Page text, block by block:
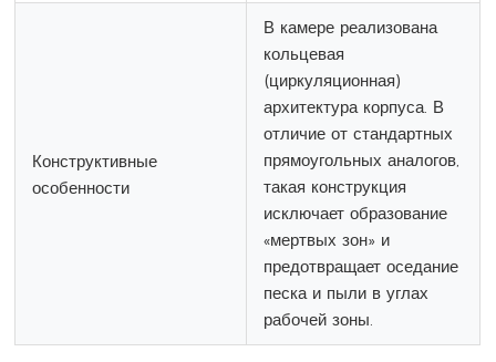
Конструктивные
особенности
В камере реализована
кольцевая
(циркуляционная)
архитектура корпуса. В
отличие от стандартных
прямоугольных аналогов,
такая конструкция
исключает образование
«мертвых зон» и
предотвращает оседание
песка и пыли в углах
рабочей зоны.